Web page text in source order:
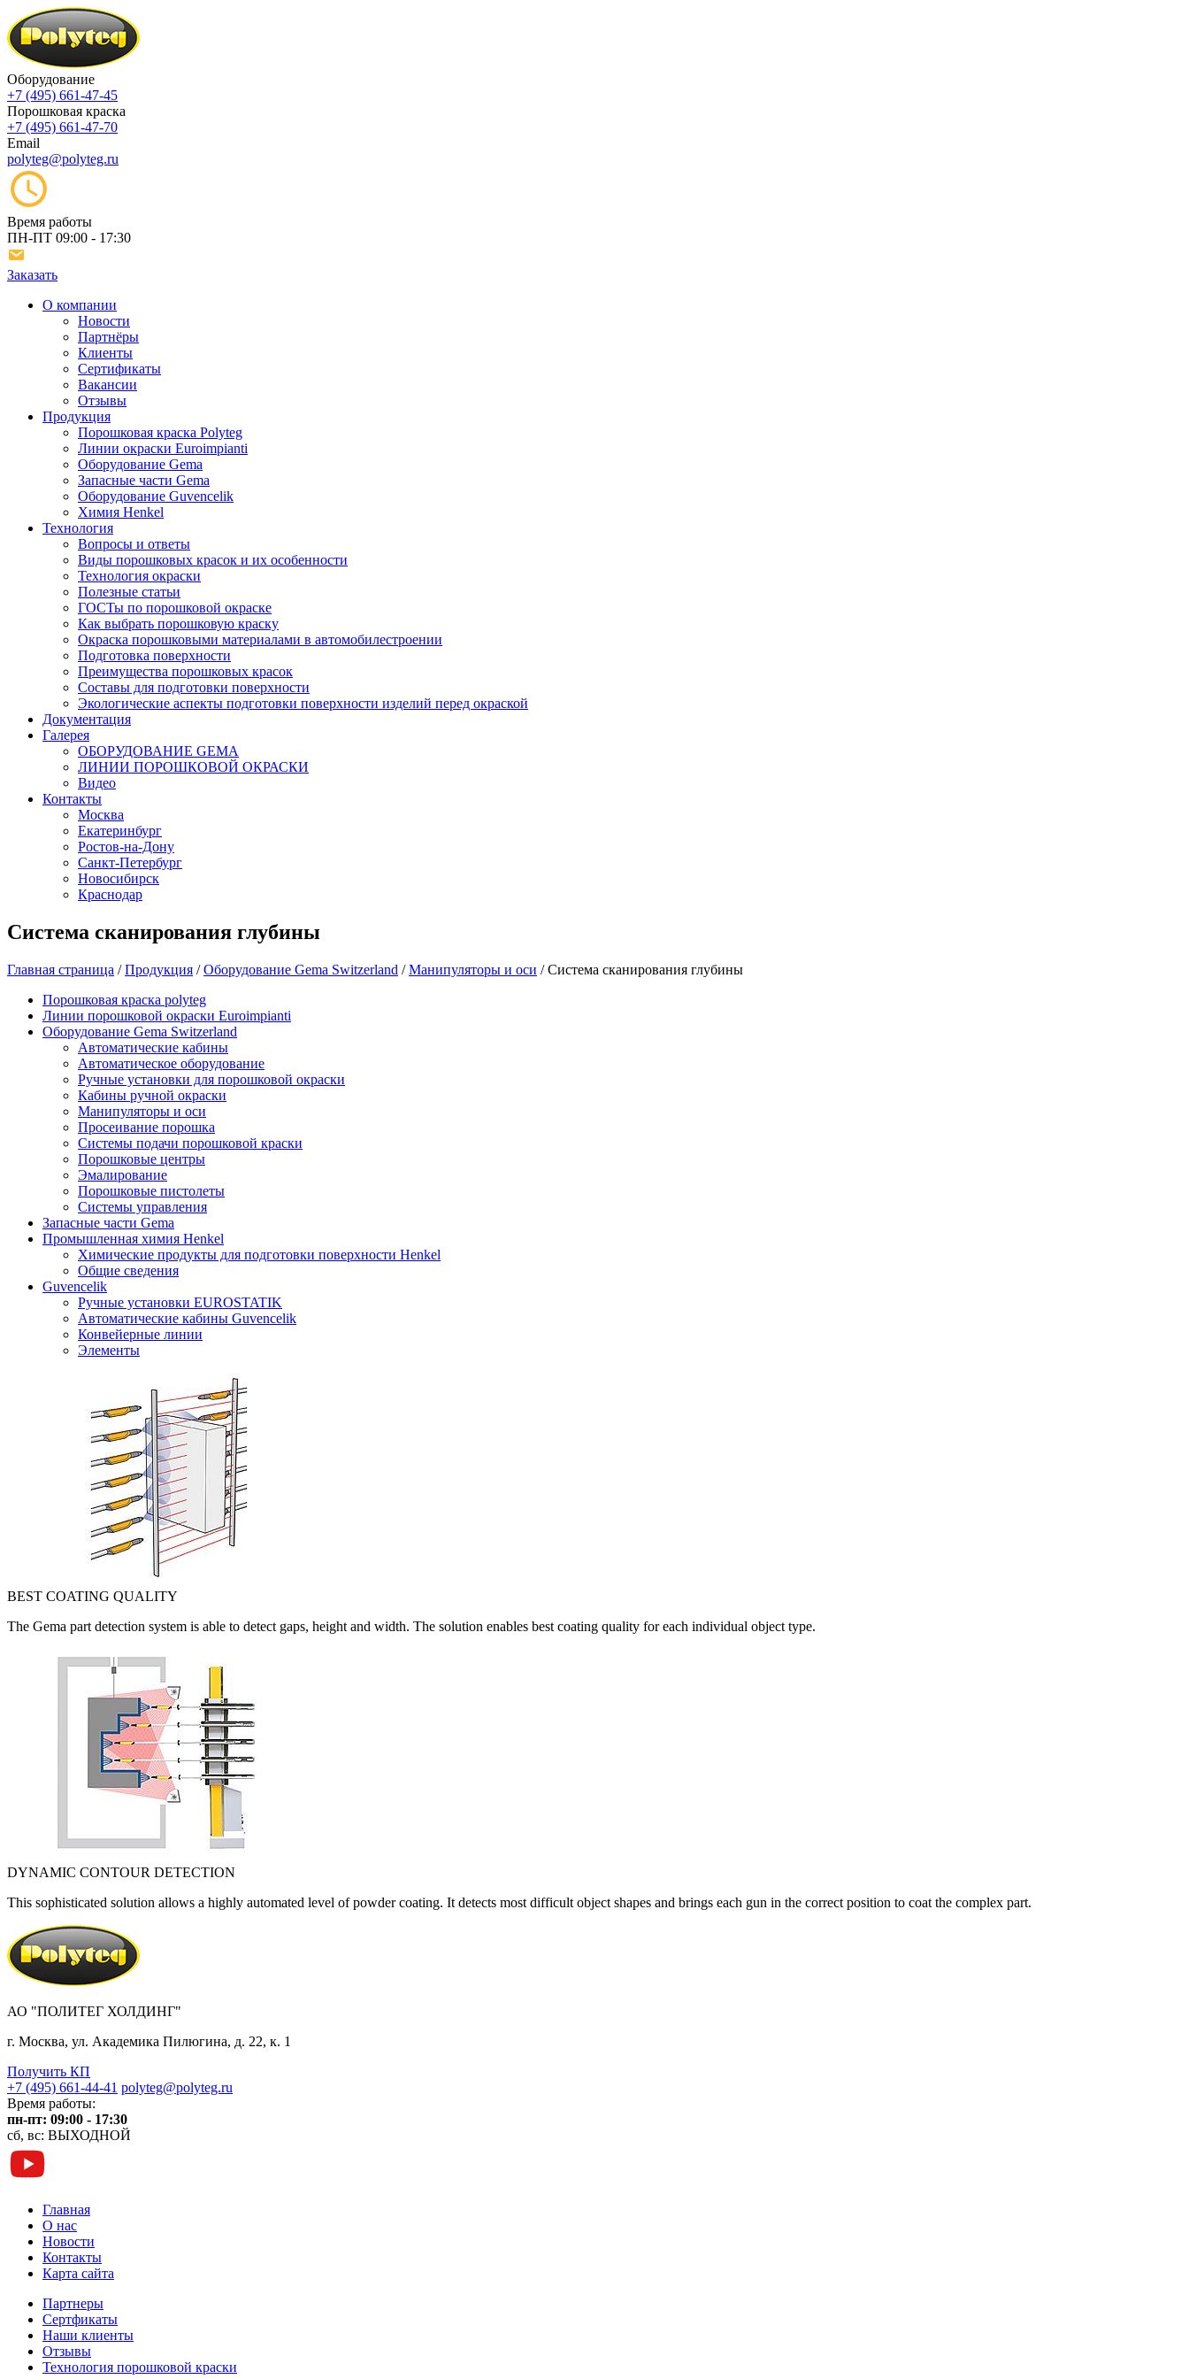
Оборудование
+7 (495) 661-47-45
Порошковая краска
+7 (495) 661-47-70
Email
polyteg@polyteg.ru
Время работы
ПН-ПТ 09:00 - 17:30
Заказать
О компании
Новости
Партнёры
Клиенты
Сертификаты
Вакансии
Отзывы
Продукция
Порошковая краска Polyteg
Линии окраски Euroimpianti
Оборудование Gema
Запасные части Gema
Оборудование Guvencelik
Химия Henkel
Технология
Вопросы и ответы
Виды порошковых красок и их особенности
Технология окраски
Полезные статьи
ГОСТы по порошковой окраске
Как выбрать порошковую краску
Окраска порошковыми материалами в автомобилестроении
Подготовка поверхности
Преимущества порошковых красок
Составы для подготовки поверхности
Экологические аспекты подготовки поверхности изделий перед окраской
Документация
Галерея
ОБОРУДОВАНИЕ GEMA
ЛИНИИ ПОРОШКОВОЙ ОКРАСКИ
Видео
Контакты
Москва
Екатеринбург
Ростов-на-Дону
Санкт-Петербург
Новосибирск
Краснодар
Система сканирования глубины
Главная страница /Продукция /Оборудование Gema Switzerland /Манипуляторы и оси /Система сканирования глубины
Порошковая краска polyteg
Линии порошковой окраски Euroimpianti
Оборудование Gema Switzerland
Автоматические кабины
Автоматическое оборудование
Ручные установки для порошковой окраски
Кабины ручной окраски
Манипуляторы и оси
Просеивание порошка
Системы подачи порошковой краски
Порошковые центры
Эмалирование
Порошковые пистолеты
Системы управления
Запасные части Gema
Промышленная химия Henkel
Химические продукты для подготовки поверхности Henkel
Общие сведения
Guvencelik
Ручные установки EUROSTATIK
Автоматические кабины Guvencelik
Конвейерные линии
Элементы
BEST COATING QUALITY
The Gema part detection system is able to detect gaps, height and width. The solution enables best coating quality for each individual object type.
DYNAMIC CONTOUR DETECTION
This sophisticated solution allows a highly automated level of powder coating. It detects most difficult object shapes and brings each gun in the correct position to coat the complex part.
АО "ПОЛИТЕГ ХОЛДИНГ"
г. Москва, ул. Академика Пилюгина, д. 22, к. 1
Получить КП
+7 (495) 661-44-41 polyteg@polyteg.ru
Время работы:
пн-пт: 09:00 - 17:30
сб, вс: ВЫХОДНОЙ
Главная
О нас
Новости
Контакты
Карта сайта
Партнеры
Сертфикаты
Наши клиенты
Отзывы
Технология порошковой краски